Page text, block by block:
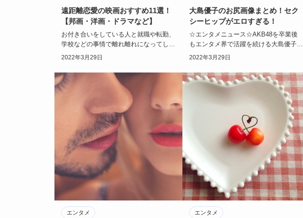
遠距離恋愛の映画おすすめ11選！
【邦画・洋画・ドラマなど】
お付き合いをしている人と就職や転勤、
学校などの事情で離れ離れになってしま
い、遠距離恋愛になってしまうことがあ
2022年3月29日
大島優子のお尻画像まとめ！セク
シーヒップがエロすぎる！
☆エンタメニュース☆AKB48を卒業後
もエンタメ界で活躍を続ける大島優子。
タレント・女優と活躍の幅を広げ、キュ
2022年3月29日
エンタメ エンタメ